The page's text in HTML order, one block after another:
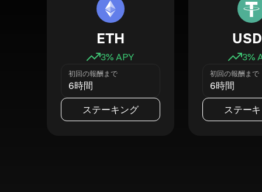
ETH
3% APY
初回の報酬まで
6時間
ステーキング
3%
初回の報酬まで
6時間
ステー